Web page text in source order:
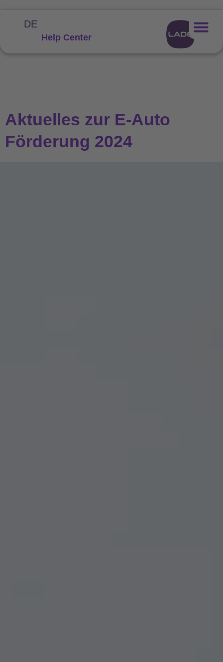
DE
Help Center
Aktuelles zur E-Auto
Förderung 2024